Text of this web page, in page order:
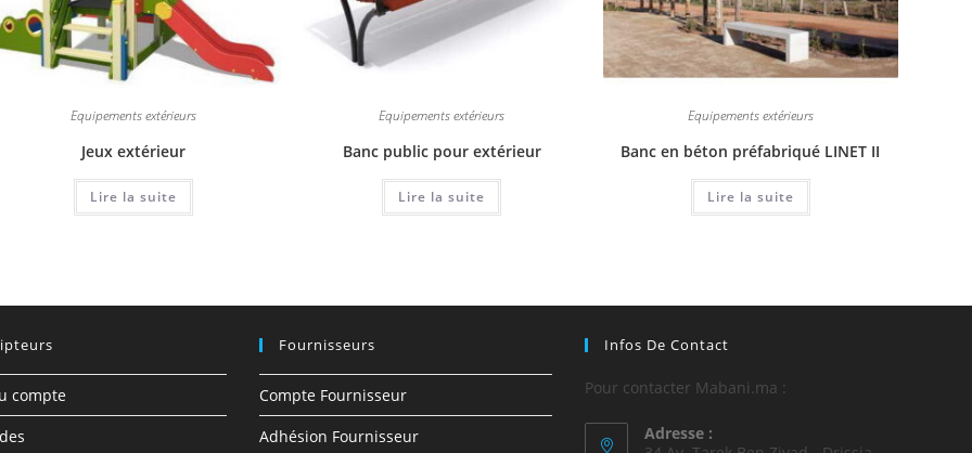
Equipements extérieurs
Jeux extérieur
Lire la suite
Equipements extérieurs
Banc public pour extérieur
Lire la suite
Equipements extérieurs
Banc en béton préfabriqué LINET II
Lire la suite
compte
Fournisseurs
Compte Fournisseur
Adhésion Fournisseur
Infos De Contact
Pour contacter Mabani.ma :
Adresse :